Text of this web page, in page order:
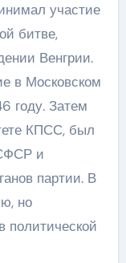
участие
битве,
Венгрии.
в Московском
году. Затем
КПСС, был
и
партии. В
но
политической